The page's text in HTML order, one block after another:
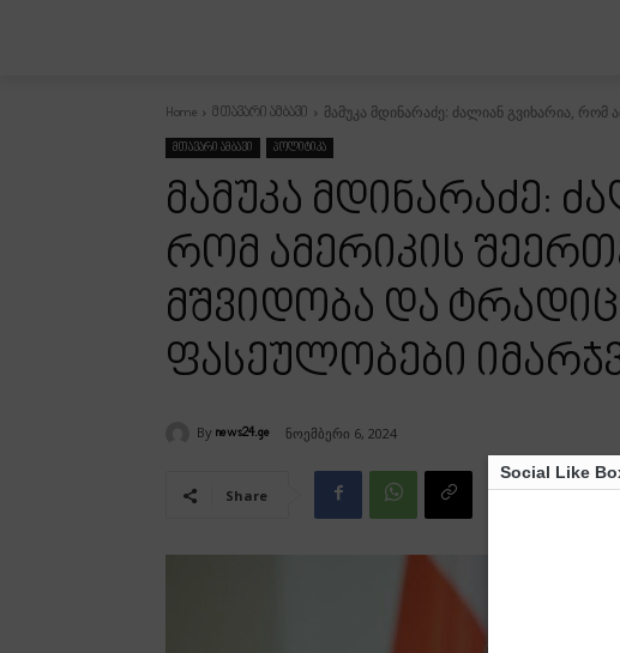
Home მთავარი ამბავი მამუკა მდინარაძე: ძალიან გვიხარია,
მთავარი ამბავი პოლიტიკა
მამუკა მდინარაძე:
რომ ამერიკის
მშვიდობა და
ფასეულობები
By news24.ge ნოემბერი 6, 2024
Share
Social Like